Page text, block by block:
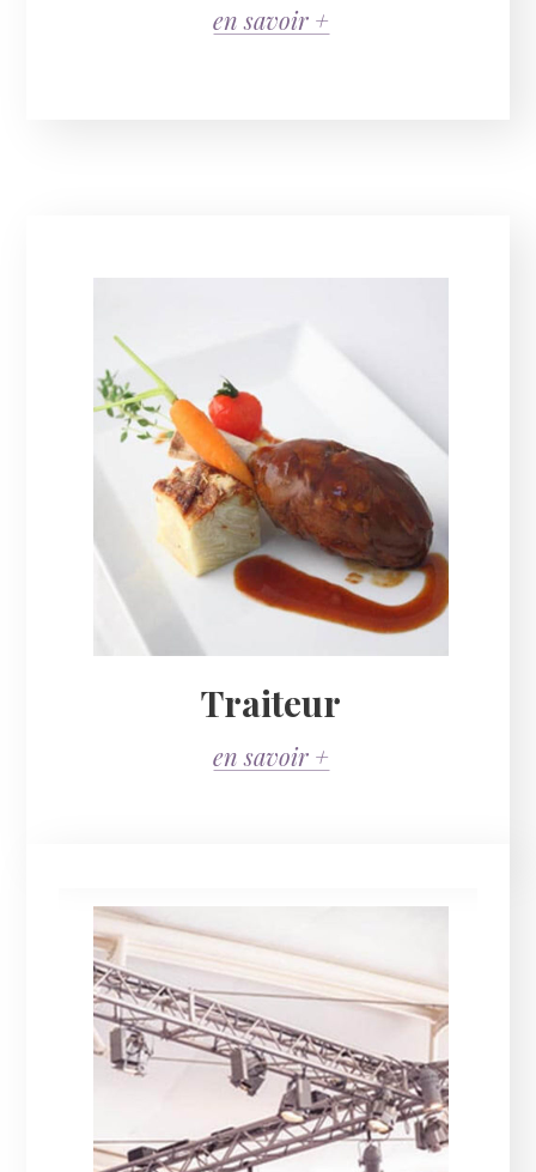
en savoir +
Traiteur
en savoir +